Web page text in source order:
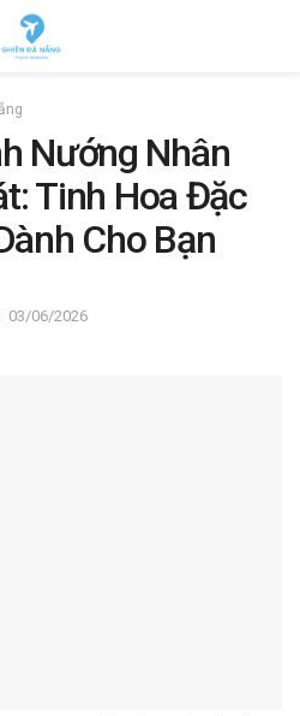
Nướng Nhân
Tinh Hoa Đặc
Cho Bạn
03/06/2026